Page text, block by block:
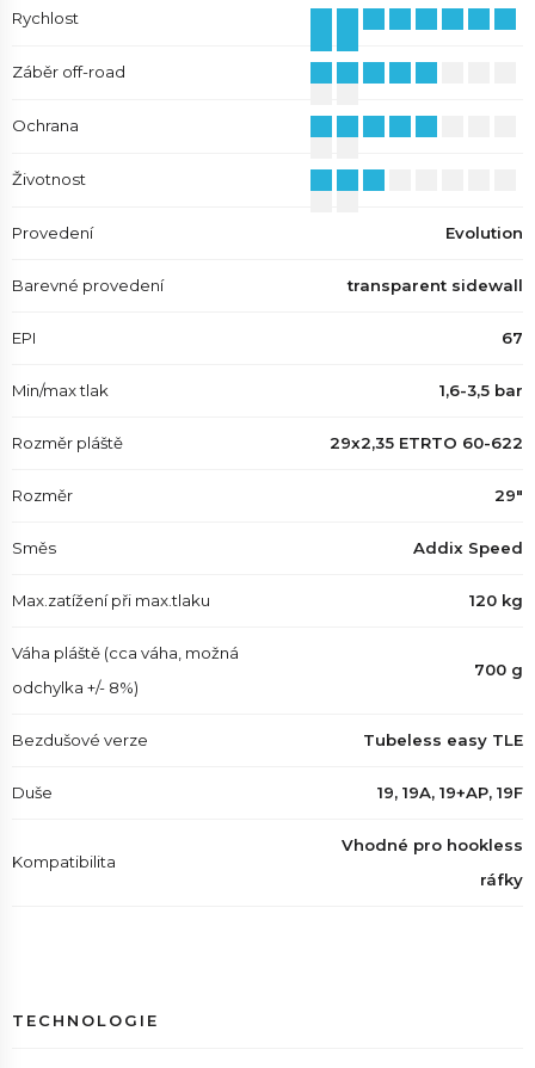
Rychlost
Záběr off-road
Ochrana
Životnost
Provedení Evolution
Barevné provedení transparent sidewall
EPI 67
Min/max tlak 1,6-3,5 bar
Rozměr pláště 29x2,35 ETRTO 60-622
Rozměr 29"
Směs Addix Speed
Max.zatížení při max.tlaku 120 kg
Váha pláště (cca váha, možná
odchylka +/- 8%)
700 g
Bezdušové verze Tubeless easy TLE
Duše 19, 19A, 19+AP, 19F
Kompatibilita
Vhodné pro hookless
ráfky
TECHNOLOGIE